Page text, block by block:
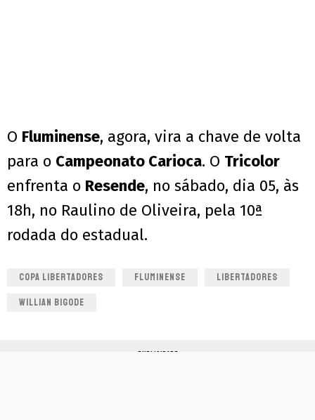
O Fluminense, agora, vira a chave de volta
para o Campeonato Carioca. O Tricolor
enfrenta o Resende, no sábado, dia 05, às
18h, no Raulino de Oliveira, pela 10ª
rodada do estadual.
COPA LIBERTADORES FLUMINENSE LIBERTADORES
WILLIAN BIGODE
PUBLICIDADE